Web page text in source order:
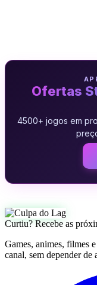
Ofertas
4500+ jogos em
Curtiu? Recebe as
Games, animes, filmes
canal, sem depender de